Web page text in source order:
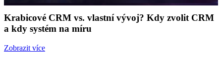
Krabicové CRM vs. vlastní vývoj? Kdy zvolit CRM
a kdy systém na míru
Zobrazit více